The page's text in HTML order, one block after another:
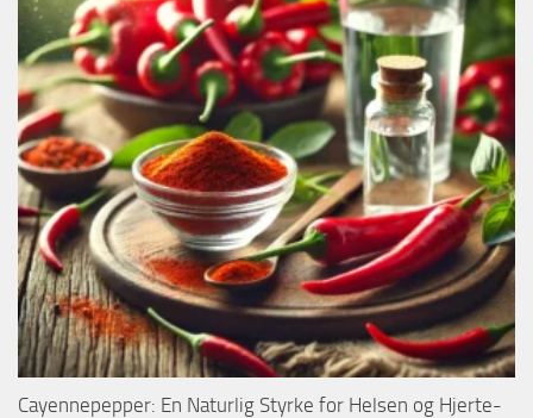
Cayennepepper: En Naturlig Styrke for Helsen og Hjerte-